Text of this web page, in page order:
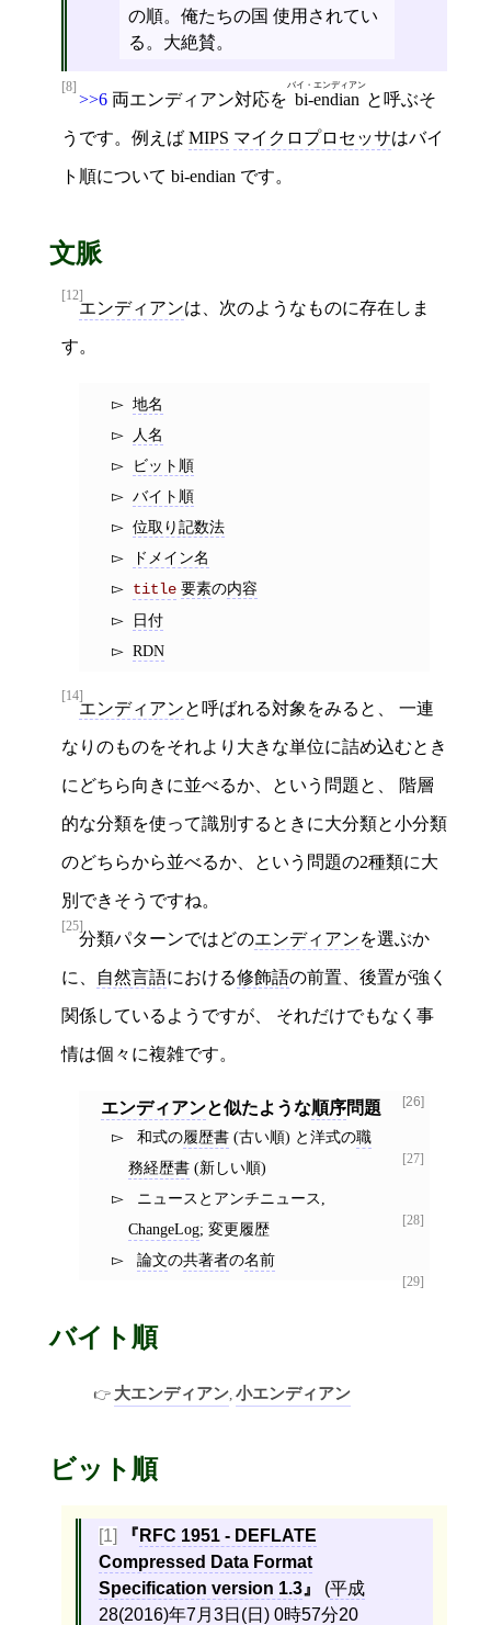
の順。俺たちの国 使用されてい
る。大絶賛。
[8]
>>6 両エンディアン対応を bi-endian
バイ・エンディアン
と呼ぶそ
うです。例えば MIPS マイクロプロセッサはバイ
ト順について bi-endian です。
文脈
[12]
エンディアンは、次のようなものに存在しま
す。
地名
人名
ビット順
バイト順
位取り記数法
ドメイン名
title 要素の内容
日付
RDN
[14]
エンディアンと呼ばれる対象をみると、 一連
なりのものをそれより大きな単位に詰め込むとき
にどちら向きに並べるか、という問題と、 階層
的な分類を使って識別するときに大分類と小分類
のどちらから並べるか、という問題の2種類に大
別できそうですね。
[25]
分類パターンではどのエンディアンを選ぶか
に、 自然言語における修飾語の前置、後置が強く
関係しているようですが、 それだけでもなく事
情は個々に複雑です。
[26]
エンディアンと似たような順序問題
[27]
和式の履歴書 (古い順) と洋式の職
務経歴書(新しい順)
[28]
ニュースとアンチニュース,
ChangeLog; 変更履歴
[29]
論文の共著者の名前
バイト順
大エンディアン, 小エンディアン
ビット順
[1]
RFC 1951 - DEFLATE
Compressed Data Format
Specification version 1.3
(平成
28(2016)年7月3日(日) 0時57分20